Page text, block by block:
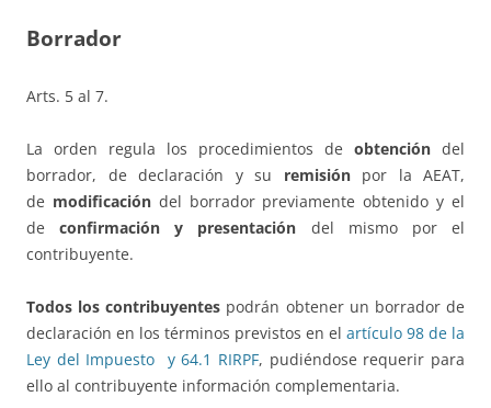
Borrador
Arts. 5 al 7.
La orden regula los procedimientos de obtención del
borrador, de declaración y su remisiónpor la AEAT,
de modificacióndel borrador previamente obtenido y el
deconfirmación y presentación del mismo por el
contribuyente.
Todos los contribuyentes podrán obtener un borrador de
declaración en los términos previstos en el artículo 98 de la
Ley del Impuesto
y 64.1 RIRPF, pudiéndose requerir para
ello al contribuyente información complementaria.